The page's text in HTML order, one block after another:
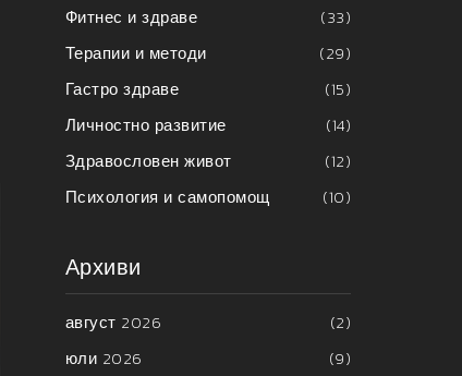
Фитнес и здраве
(33)
Терапии и методи
(29)
Гастро здраве
(15)
Личностно развитие
(14)
Здравословен живот
(12)
Психология и самопомощ
(10)
Архиви
август 2026
(2)
юли 2026
(9)